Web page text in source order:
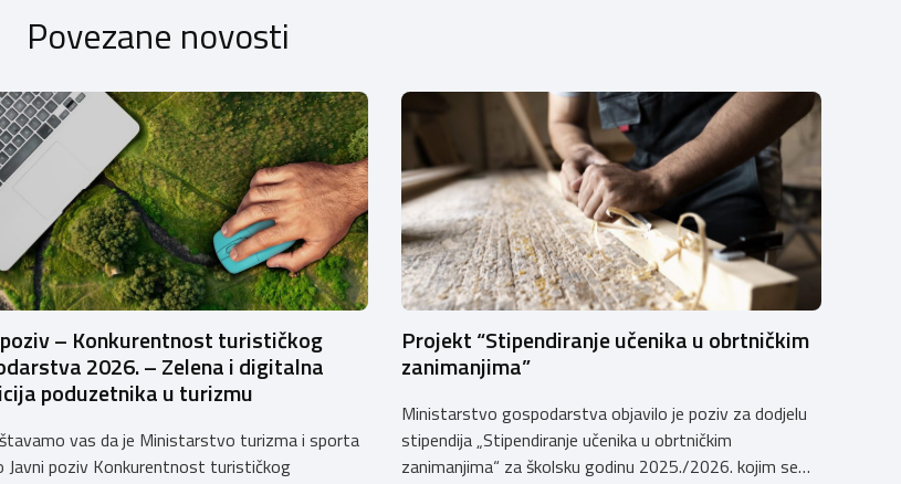
Povezane novosti
– Konkurentnost turističkog
2026. – Zelena i digitalna
poduzetnika u turizmu
vas da je Ministarstvo turizma i sporta
Javni poziv Konkurentnost turističkog
Projekt “Stipendiranje učenika u obrtničkim
zanimanjima”
Ministarstvo gospodarstva objavilo je poziv za dodjelu
stipendija „Stipendiranje učenika u obrtničkim
zanimanjima“ za školsku godinu 2025./2026. kojim se